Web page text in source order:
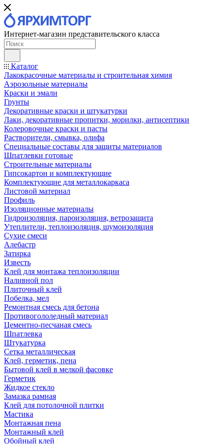
Интернет-магазин представительского класса
Каталог
Лакокрасочные материалы и строительная химия
Аэрозольные материалы
Краски и эмали
Грунты
Декоративные краски и штукатурки
Лаки, декоративные пропитки, морилки, антисептики
Колеровочные краски и пасты
Растворители, смывка, олифа
Специальные составы для защиты материалов
Шпатлевки готовые
Строительные материалы
Гипсокартон и комплектующие
Комплектующие для металлокаркаса
Листовой материал
Профиль
Изоляционные материалы
Гидроизоляция, пароизоляция, ветрозащита
Утеплители, теплоизоляция, шумоизоляция
Сухие смеси
Алебастр
Затирка
Известь
Клей для монтажа теплоизоляции
Наливной пол
Плиточный клей
Побелка, мел
Ремонтная смесь для бетона
Противогололедный материал
Цементно-песчаная смесь
Шпатлевка
Штукатурка
Сетка металлическая
Клей, герметик, пена
Бытовой клей в мелкой фасовке
Герметик
Жидкое стекло
Замазка рамная
Клей для потолочной плитки
Мастика
Монтажная пена
Монтажный клей
Обойный клей